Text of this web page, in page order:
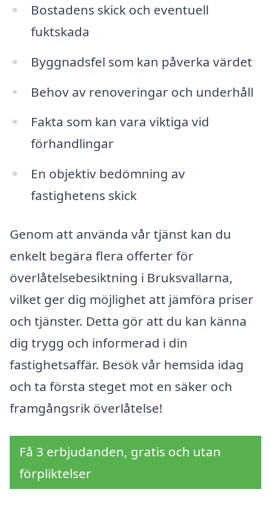
Bostadens skick och eventuell
fuktskada
Byggnadsfel som kan påverka värdet
Behov av renoveringar och underhåll
Fakta som kan vara viktiga vid
förhandlingar
En objektiv bedömning av
fastighetens skick
Genom att använda vår tjänst kan du
enkelt begära flera offerter för
överlåtelsebesiktning i Bruksvallarna,
vilket ger dig möjlighet att jämföra priser
och tjänster. Detta gör att du kan känna
dig trygg och informerad i din
fastighetsaffär. Besök vår hemsida idag
och ta första steget mot en säker och
framgångsrik överlåtelse!
Få 3 erbjudanden, gratis och utan
förpliktelser